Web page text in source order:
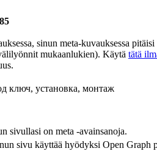
sinun meta-kuvauksessa
mukaanlukien). Käytä tätä
ключ, установка, монтаж
sivullasi on meta -avainsanoja.
sivu käyttää hyödyksi Open Graph